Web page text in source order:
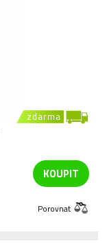
zdarma
KOUPIT
Porovnat